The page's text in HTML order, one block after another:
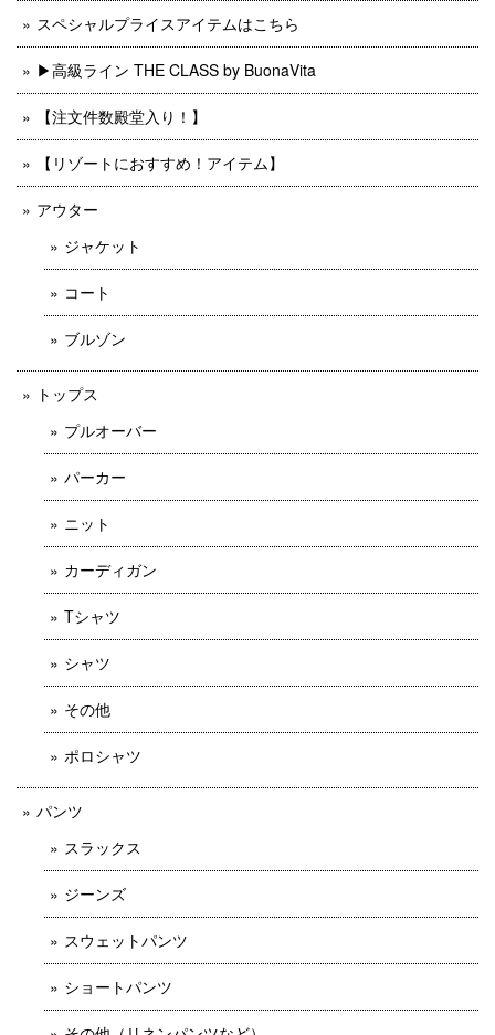
スペシャルプライスアイテムはこちら
▶︎高級ライン THE CLASS by BuonaVita
【注文件数殿堂入り！】
【リゾートにおすすめ！アイテム】
アウター
ジャケット
コート
ブルゾン
トップス
プルオーバー
パーカー
ニット
カーディガン
Tシャツ
シャツ
その他
ポロシャツ
パンツ
スラックス
ジーンズ
スウェットパンツ
ショートパンツ